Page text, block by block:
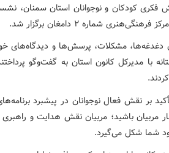
فکری کودکان و نوجوانان استان سمنان،
شماره ۲ دامغان برگزار شد.
دغدغه‌ها، مشکلات، پرسش‌ها و دیدگاه‌های
با مدیرکل کانون استان به گفت‌وگو
بر نقش فعال نوجوانان در پیشبرد برنامه‌های
مربیان باشید؛ مربیان نقش هدایت و
شما شکل می‌گیرد.